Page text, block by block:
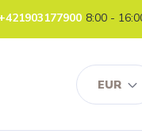
EUR
+421903177900 8:00 -